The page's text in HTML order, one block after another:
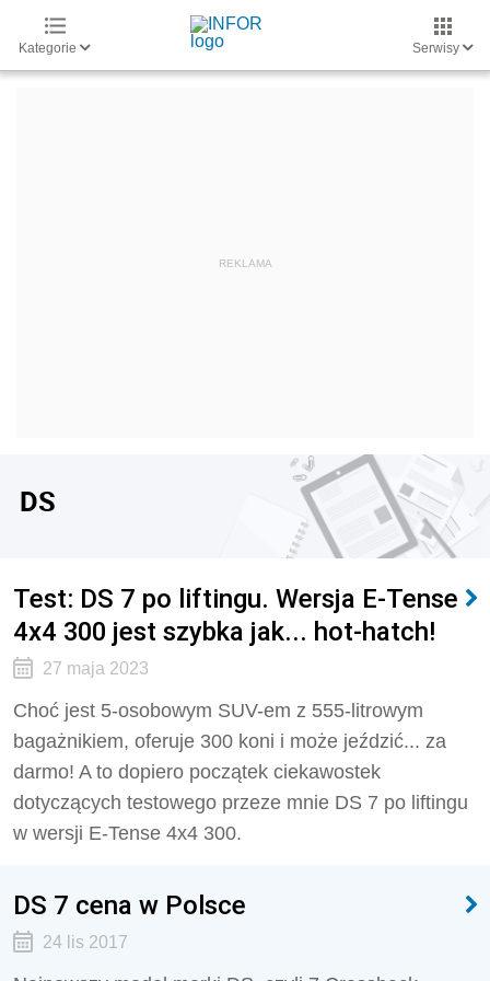
Kategorie Serwisy
DS
Test: DS 7 po liftingu. Wersja E-Tense
4x4 300 jest szybka jak... hot-hatch!
27 maja 2023
Choć jest 5-osobowym SUV-em z 555-litrowym
bagażnikiem, oferuje 300 koni i może jeździć... za
darmo! A to dopiero początek ciekawostek
dotyczących testowego przeze mnie DS 7 po liftingu
w wersji E-Tense 4x4 300.
DS 7 cena w Polsce
24 lis 2017